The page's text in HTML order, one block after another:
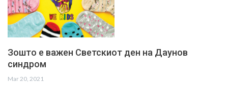
Зошто е важен Светскиот ден на Даунов
синдром
Mar 20, 2021